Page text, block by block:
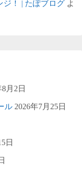
ジ！ | たぽブログ よ
月2日
ル 2026年7月25日
日